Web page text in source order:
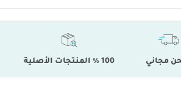
مجاني 100 % المنتجات الأصلية